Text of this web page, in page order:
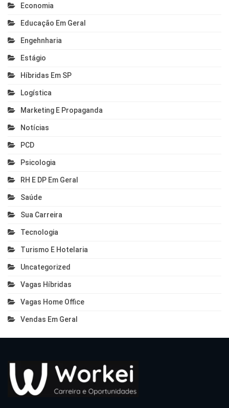
Economia
Educação Em Geral
Engehnharia
Estágio
Híbridas Em SP
Logística
Marketing E Propaganda
Notícias
PCD
Psicologia
RH E DP Em Geral
Saúde
Sua Carreira
Tecnologia
Turismo E Hotelaria
Uncategorized
Vagas Híbridas
Vagas Home Office
Vendas Em Geral